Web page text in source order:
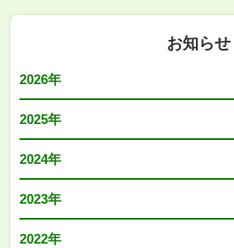
お知らせ
2026年
2025年
2024年
2023年
2022年